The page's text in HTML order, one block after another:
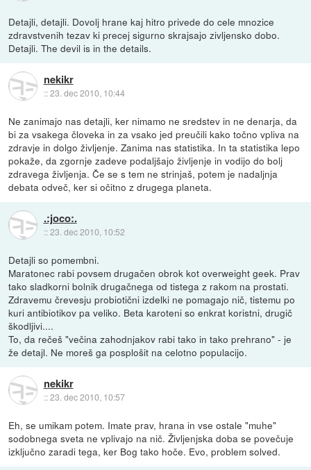
Detajli, detajli. Dovolj hrane kaj hitro privede do cele mnozice
zdravstvenih tezav ki precej sigurno skrajsajo zivljensko dobo.
Detajli. The devil is in the details.
nekikr
::23. dec 2010, 10:44
Ne zanimajo nas detajli, ker nimamo ne sredstev in ne denarja, da
bi za vsakega človeka in za vsako jed preučili kako točno vpliva na
zdravje in dolgo življenje. Zanima nas statistika. In ta statistika lepo
pokaže, da zgornje zadeve podaljšajo življenje in vodijo do bolj
zdravega življenja. Če se s tem ne strinjaš, potem je nadaljnja
debata odveč, ker si očitno z drugega planeta.
.:joco:.
::23. dec 2010, 10:52
Detajli so pomembni.
Maratonec rabi povsem drugačen obrok kot overweight geek. Prav
tako sladkorni bolnik drugačnega od tistega z rakom na prostati.
Zdravemu črevesju probiotični izdelki ne pomagajo nič, tistemu po
kuri antibiotikov pa veliko. Beta karoteni so enkrat koristni, drugič
škodljivi....
To, da rečeš "večina zahodnjakov rabi tako in tako prehrano" - je
že detajl. Ne moreš ga posplošit na celotno populacijo.
nekikr
::23. dec 2010, 10:57
Eh, se umikam potem. Imate prav, hrana in vse ostale "muhe"
sodobnega sveta ne vplivajo na nič. Življenjska doba se povečuje
izključno zaradi tega, ker Bog tako hoče. Evo, problem solved.